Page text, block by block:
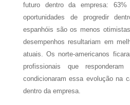
futuro dentro da empresa:
oportunidades de progredir
espanhóis são os menos
desempenhos resultariam em
atuais. Os norte-americanos
profissionais que
condicionaram essa evolução na
dentro da empresa.